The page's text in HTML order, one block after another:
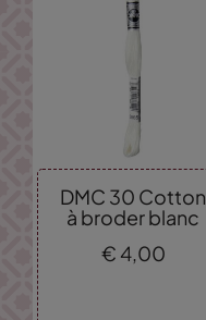
DMC 30 Cotton
à broder blanc
€ 4, 00